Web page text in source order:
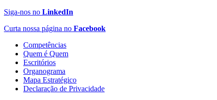
Siga-nos no LinkedIn
Curta nossa página no Facebook
Competências
Quem é Quem
Escritórios
Organograma
Mapa Estratégico
Declaração de Privacidade